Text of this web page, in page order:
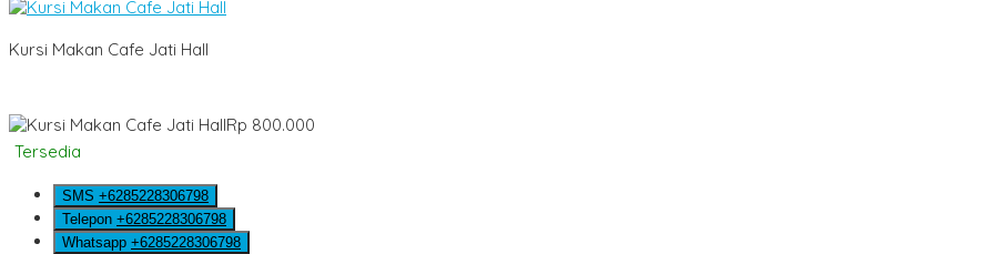
Kursi Makan Cafe Jati Hall
Rp 800.000
Tersedia
SMS +6285228306798
Telepon +6285228306798
Whatsapp +6285228306798